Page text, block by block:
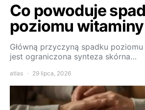
Co powoduje
poziomu witaminy
Główną przyczyną spadku
jest ograniczona synteza skórna…
atlas 29 lipca, 2026